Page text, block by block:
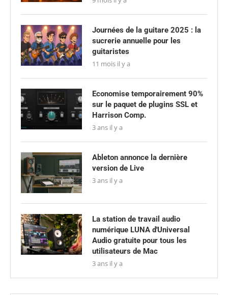
Journées de la guitare 2025 : la
sucrerie annuelle pour les
guitaristes
11 mois il y a
Economise temporairement 90%
sur le paquet de plugins SSL et
Harrison Comp.
3 ans il y a
Ableton annonce la dernière
version de Live
3 ans il y a
La station de travail audio
numérique LUNA d'Universal
Audio gratuite pour tous les
utilisateurs de Mac
3 ans il y a